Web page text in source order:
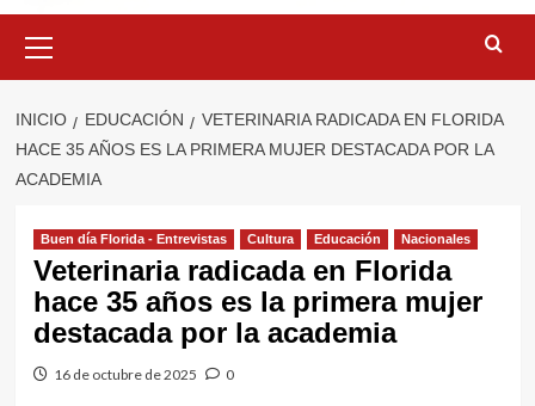
primario
INICIO EDUCACIÓN
VETERINARIA RADICADA EN FLORIDA
HACE 35 AÑOS ES LA PRIMERA MUJER DESTACADA POR LA
ACADEMIA
Buen día Florida - Entrevistas Cultura Educación Nacionales
Veterinaria radicada en Florida
hace 35 años es la primera mujer
destacada por la academia
16 de octubre de 2025 0